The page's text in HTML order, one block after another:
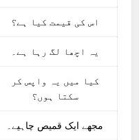
اس کی قیمت کیا ہے؟
یہ اچھا لگ رہا ہے۔
کیا میں یہ واپس کر
سکتا ہوں؟
مجھے ایک قمیص چاہیے۔